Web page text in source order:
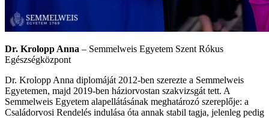
Dr. Krolopp Anna – Semmelweis Egyetem Szent Rókus
Egészségközpont
Dr. Krolopp Anna diplomáját 2012-ben szerezte a Semmelweis
Egyetemen, majd 2019-ben háziorvostan szakvizsgát tett. A
Semmelweis Egyetem alapellátásának meghatározó szereplője: a
Családorvosi Rendelés indulása óta annak stabil tagja, jelenleg pedig